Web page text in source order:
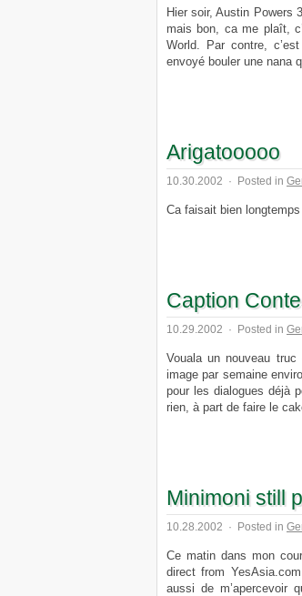
Hier soir, Austin Powers
mais bon, ca me plaît,
World. Par contre,
envoyé bouler une nana
Arigatooooo
10.30.2002 · Posted in
Ca faisait bien
Caption
10.29.2002 · Posted in
Vouala un nouveau
image par semaine
pour les dialogues déjà
rien, à part de faire le
Minimoni still
10.28.2002 · Posted in
Ce matin dans mon
direct from
aussi de m’apercevoir